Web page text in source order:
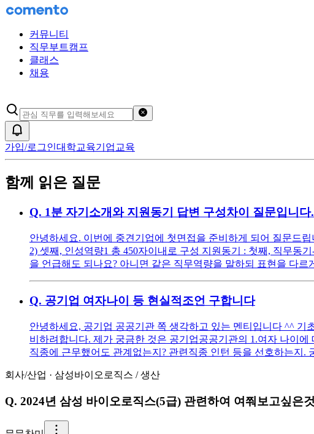
커뮤니티
직무부트캠프
클래스
채용
가입/로그인대학교육기업교육
함께 읽은 질문
Q. 1분 자기소개와 지원동기 답변 구성차이 질문입니다.
안녕하세요. 이번에 중견기업에 첫면접을 준비하게 되어 질문드
2) 셋째, 인성역량1 총 450자이내로 구성 지원동기 : 첫째, 직무동
을 언급해도 되나요? 아니면 같은 직무역량을 말하되 표현을 다
Q. 공기업 여자나이 등 현실적조언 구합니다
안녕하세요, 공기업 공공기관 쪽 생각하고 있는 멘티입니다 ^^ 기
비하려합니다. 제가 궁금한 것은 공기업공공기관의 1.여자 나이
직종에 근무했어도 관계없는지? 관련직종 인턴 등을 선호하는지
회사/산업 · 삼성바이오로직스 /생산
Q. 2024년 삼성 바이오로직스(5급) 관련하여 여쭤보고싶은